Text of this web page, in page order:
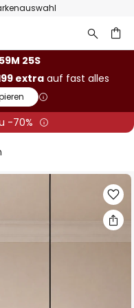
24S
extraauf fast alles
-70%